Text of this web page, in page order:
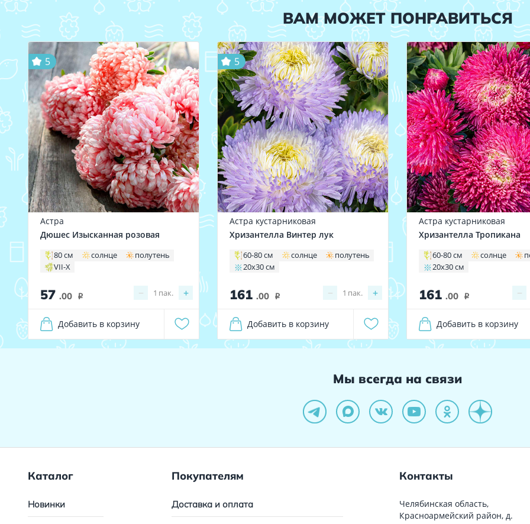
ВАМ МОЖЕТ ПОНРАВИТЬСЯ
5
Астра
Дюшес Изысканная розовая
80 см солнце
полутень
VII-X
57 .00 i − +
1 пак.
Добавить в корзину
5
Астра кустарниковая
Хризантелла Винтер лук
60-80 см солнце
полутень
20x30 см
161 .00 i − +
1 пак.
Добавить в корзину
Астра кустарниковая
Хризантелла Тропикана
60-80 см солнце
20x30 см
161 .00 i −
Добавить в корзину
Мы всегда на связи
Каталог
Новинки
Покупателям
Доставка и оплата
Контакты
Челябинская область,
Красноармейский район, д.